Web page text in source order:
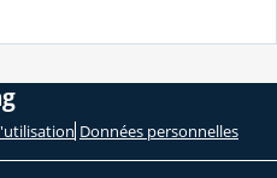
Données personnelles